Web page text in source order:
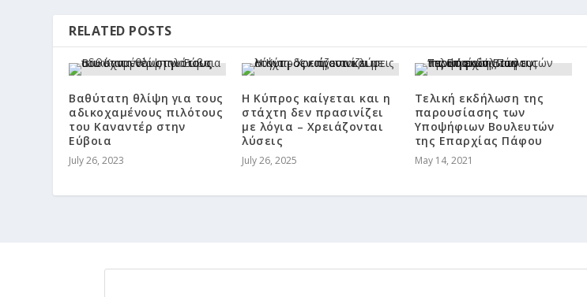
RELATED POSTS
Βαθύτατη θλίψη για τους
αδικοχαμένους πιλότους
του Καναντέρ στην
Εύβοια
July 26, 2023
Η Κύπρος καίγεται και η
στάχτη δεν πρασινίζει
με λόγια – Χρειάζονται
λύσεις
July 26, 2025
Τελική εκδήλωση της
παρουσίασης των
Υποψήφιων Βουλευτών
της Επαρχίας Πάφου
May 14, 2021